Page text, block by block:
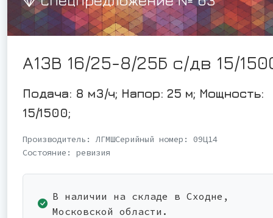
А13В 16/25-8/25Б с/дв 15/
Подача: 8 м3/ч; Напор: 25 м; Мощность:
15/1500;
Производитель: ЛГМШСерийный номер: 09Ц14
Состояние: ревизия
В наличии на складе в Сходне,
Московской области.